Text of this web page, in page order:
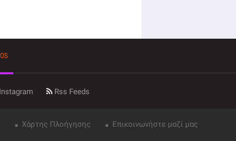
Rss Feeds
Χάρτης Πλοήγησης
Επικοινωνήστε μαζί μας